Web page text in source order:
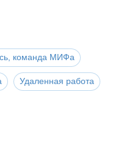
команда МИФа
Удаленная работа